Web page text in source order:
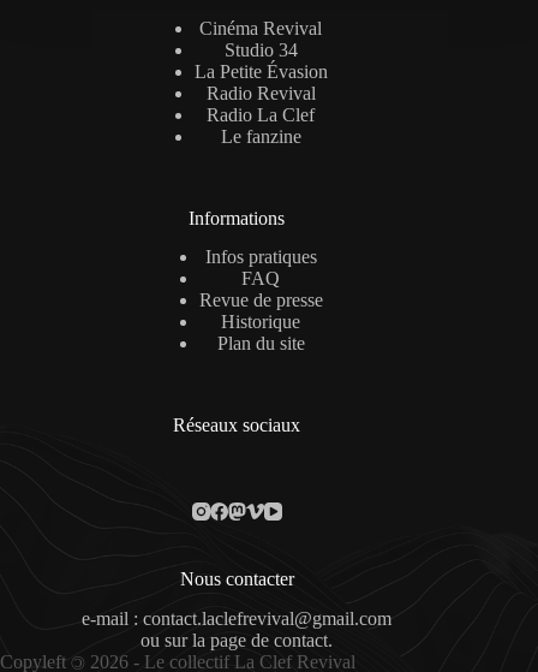
Cinéma Revival
Studio 34
La Petite Évasion
Radio Revival
Radio La Clef
Le fanzine
Informations
Infos pratiques
FAQ
Revue de presse
Historique
Plan du site
Réseaux sociaux
Nous contacter
e-mail : contact.laclefrevival@gmail.com
ou sur lapage de contact.
Copyleft © 2026 - Le collectif La Clef Revival